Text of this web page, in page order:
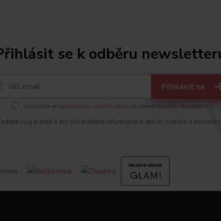
se k odběru
Přihlásit se
Souhlasím se zpracováním osobních údajů za účelem rozesílky newsletteru.
svůj e-mail a my Vás budeme informovat o akcích, slevách a